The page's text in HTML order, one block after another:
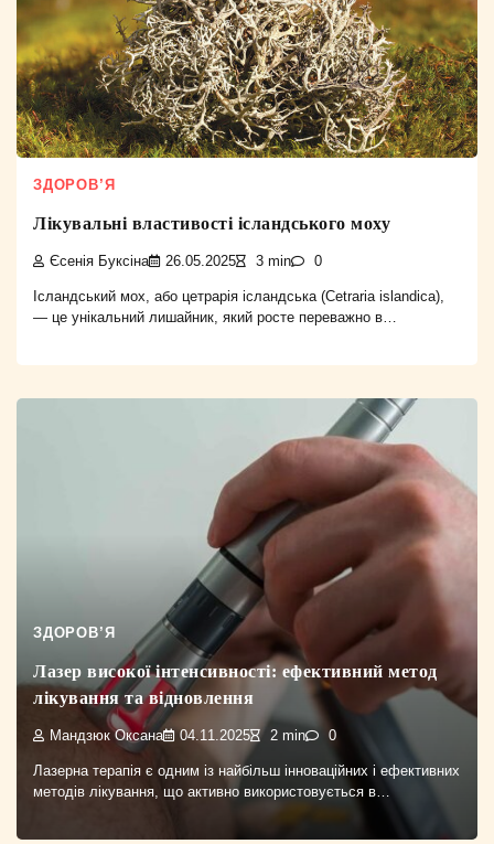
ЗДОРОВ’Я
Лікувальні властивості ісландського моху
Єсенія Буксіна 26.05.2025 3 min 0
Ісландський мох, або цетрарія ісландська (Cetraria islandica),
— це унікальний лишайник, який росте переважно в…
ЗДОРОВ’Я
Лазер високої інтенсивності: ефективний метод
лікування та відновлення
Мандзюк Оксана 04.11.2025 2 min 0
Лазерна терапія є одним із найбільш інноваційних і ефективних
методів лікування, що активно використовується в…